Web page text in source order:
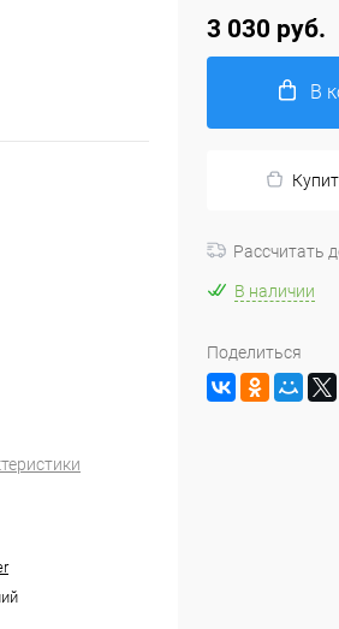
3 030 руб.
В
Рассчитать
В наличии
Поделиться